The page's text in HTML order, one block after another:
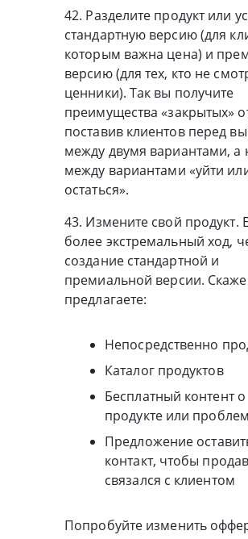
42. Разделите продукт или
стандартную версию (для
которым важна цена) и
версию (для тех, кто не
ценники). Так вы получите
преимущества «закрытых»
поставив клиентов перед
между двумя вариантами, а
между вариантами «уйти
остаться».
43. Измените свой продукт.
более экстремальный ход,
создание стандартной и
премиальной версии.
предлагаете:
Непосредственно
Каталог продуктов
Бесплатный контент о
продукте или
Предложение
контакт, чтобы
связался с клиентом
Попробуйте изменить